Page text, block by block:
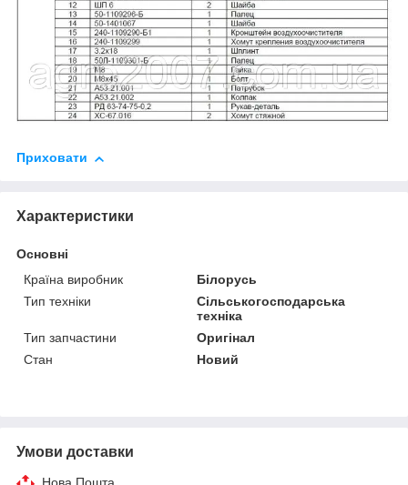
Приховати
Характеристики
Основні
Країна виробник
Білорусь
Тип техніки
Сільськогосподарська
техніка
Тип запчастини
Оригінал
Стан
Новий
Умови доставки